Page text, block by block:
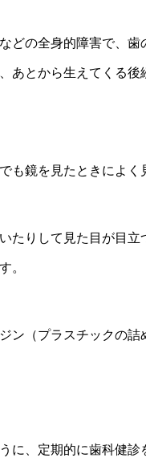
の全身的障害で、
とから生えてくる後
鏡を見たときによく
りして見た目が目立
。
（プラスチックの
、定期的に歯科健